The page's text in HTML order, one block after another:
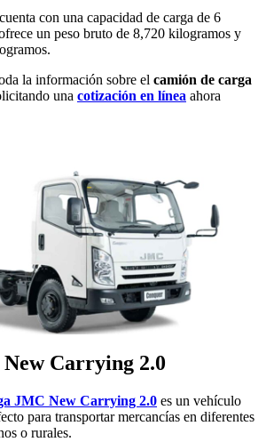
con una capacidad de carga de 6
un peso bruto de 8,720 kilogramos y
la información sobre el camión de carga
una cotización en línea ahora
Carrying 2.0
JMC New Carrying 2.0 es un vehículo
para transportar mercancías en diferentes
o rurales.